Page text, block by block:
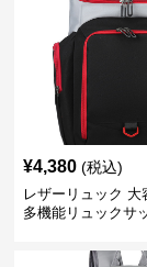
¥4,380 (税込)
レザーリュック 大
多機能リュックサ